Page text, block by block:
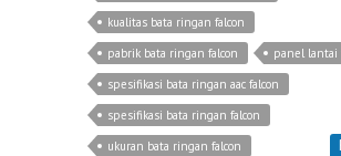
kualitas bata ringan falcon
pabrik bata ringan falcon
panel lantai
spesifikasi bata ringan aac falcon
spesifikasi bata ringan falcon
ukuran bata ringan falcon